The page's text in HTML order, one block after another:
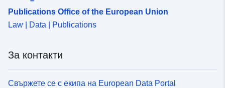
Publications Office of the European Union
Law | Data | Publications
За контакти
Свържете се с екипа на European Data Portal